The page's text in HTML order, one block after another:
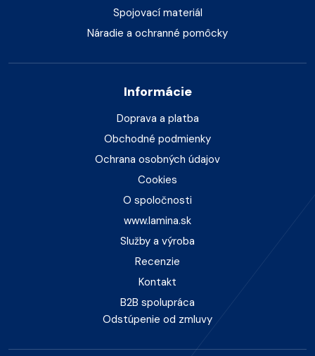
Spojovací materiál
Náradie a ochranné pomôcky
Informácie
Doprava a platba
Obchodné podmienky
Ochrana osobných údajov
Cookies
O spoločnosti
www.lamina.sk
Služby a výroba
Recenzie
Kontakt
B2B spolupráca
Odstúpenie od zmluvy